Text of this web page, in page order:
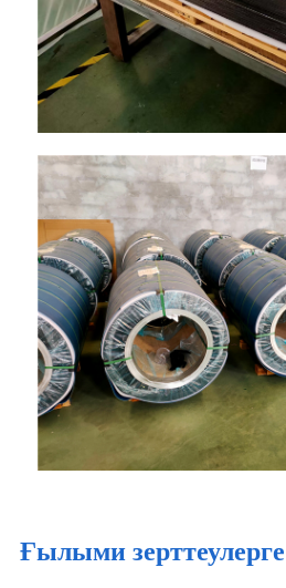
Ғылыми